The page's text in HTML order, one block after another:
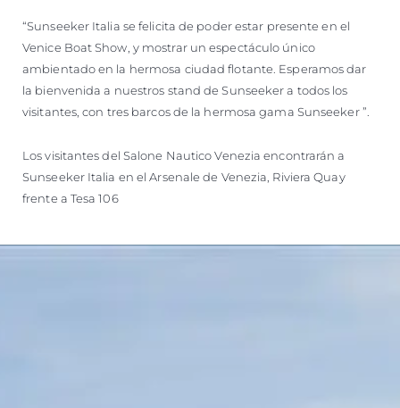
“Sunseeker Italia se felicita de poder estar presente en el
Venice Boat Show, y mostrar un espectáculo único
ambientado en la hermosa ciudad flotante. Esperamos dar
la bienvenida a nuestros stand de Sunseeker a todos los
visitantes, con tres barcos de la hermosa gama Sunseeker ”.
Los visitantes del Salone Nautico Venezia encontrarán a
Sunseeker Italia en el Arsenale de Venezia, Riviera Quay
frente a Tesa 106